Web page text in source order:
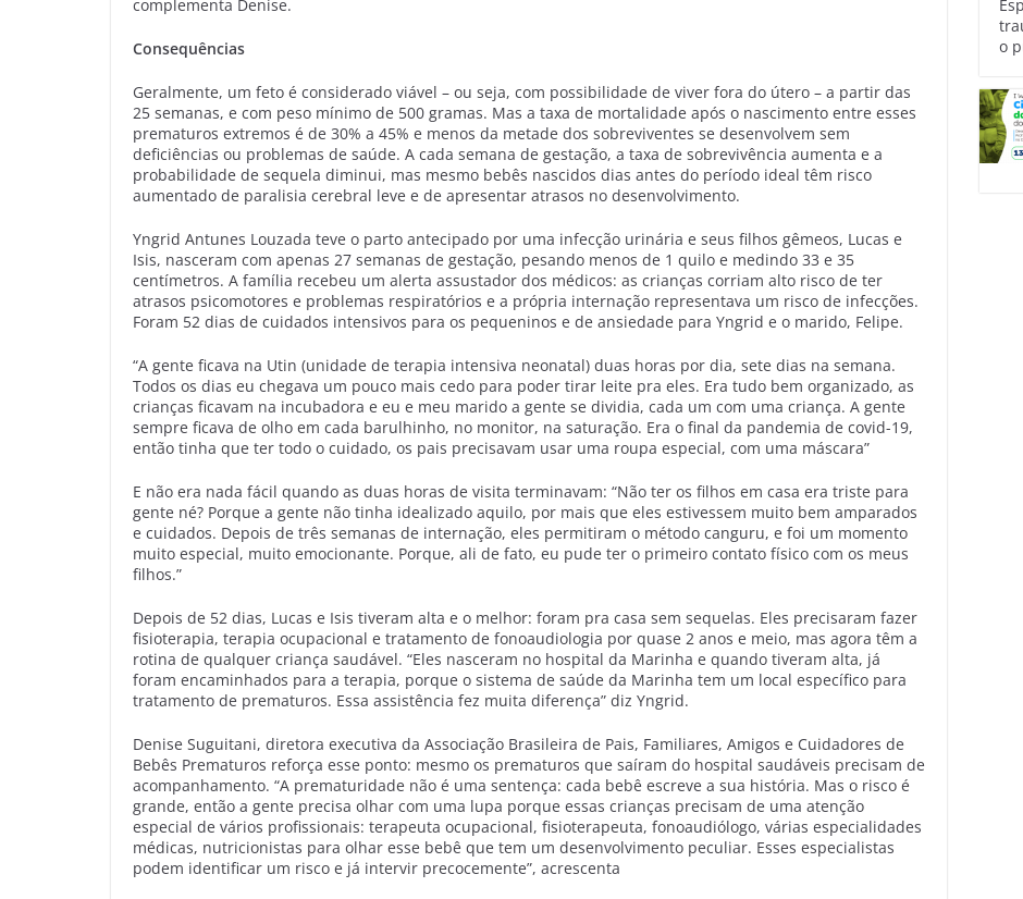
complementa Denise.
Consequências
Geralmente, um feto é considerado viável – ou seja, com possibilidade de viver fora do útero – a partir das
25 semanas, e com peso mínimo de 500 gramas. Mas a taxa de mortalidade após o nascimento entre esses
prematuros extremos é de 30% a 45% e menos da metade dos sobreviventes se desenvolvem sem
deficiências ou problemas de saúde. A cada semana de gestação, a taxa de sobrevivência aumenta e a
probabilidade de sequela diminui, mas mesmo bebês nascidos dias antes do período ideal têm risco
aumentado de paralisia cerebral leve e de apresentar atrasos no desenvolvimento.
Yngrid Antunes Louzada teve o parto antecipado por uma infecção urinária e seus filhos gêmeos, Lucas e
Isis, nasceram com apenas 27 semanas de gestação, pesando menos de 1 quilo e medindo 33 e 35
centímetros. A família recebeu um alerta assustador dos médicos: as crianças corriam alto risco de ter
atrasos psicomotores e problemas respiratórios e a própria internação representava um risco de infecções.
Foram 52 dias de cuidados intensivos para os pequeninos e de ansiedade para Yngrid e o marido, Felipe.
“A gente ficava na Utin (unidade de terapia intensiva neonatal) duas horas por dia, sete dias na semana.
Todos os dias eu chegava um pouco mais cedo para poder tirar leite pra eles. Era tudo bem organizado, as
crianças ficavam na incubadora e eu e meu marido a gente se dividia, cada um com uma criança. A gente
sempre ficava de olho em cada barulhinho, no monitor, na saturação. Era o final da pandemia de covid-19,
então tinha que ter todo o cuidado, os pais precisavam usar uma roupa especial, com uma máscara”
E não era nada fácil quando as duas horas de visita terminavam: “Não ter os filhos em casa era triste para
gente né? Porque a gente não tinha idealizado aquilo, por mais que eles estivessem muito bem amparados
e cuidados. Depois de três semanas de internação, eles permitiram o método canguru, e foi um momento
muito especial, muito emocionante. Porque, ali de fato, eu pude ter o primeiro contato físico com os meus
filhos.”
Depois de 52 dias, Lucas e Isis tiveram alta e o melhor: foram pra casa sem sequelas. Eles precisaram fazer
fisioterapia, terapia ocupacional e tratamento de fonoaudiologia por quase 2 anos e meio, mas agora têm a
rotina de qualquer criança saudável. “Eles nasceram no hospital da Marinha e quando tiveram alta, já
foram encaminhados para a terapia, porque o sistema de saúde da Marinha tem um local específico para
tratamento de prematuros. Essa assistência fez muita diferença” diz Yngrid.
Denise Suguitani, diretora executiva da Associação Brasileira de Pais, Familiares, Amigos e Cuidadores de
Bebês Prematuros reforça esse ponto: mesmo os prematuros que saíram do hospital saudáveis precisam de
acompanhamento. “A prematuridade não é uma sentença: cada bebê escreve a sua história. Mas o risco é
grande, então a gente precisa olhar com uma lupa porque essas crianças precisam de uma atenção
especial de vários profissionais: terapeuta ocupacional, fisioterapeuta, fonoaudiólogo, várias especialidades
médicas, nutricionistas para olhar esse bebê que tem um desenvolvimento peculiar. Esses especialistas
podem identificar um risco e já intervir precocemente”, acrescenta
o